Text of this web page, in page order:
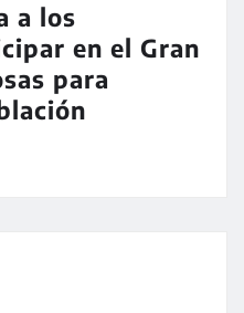
a los
en el Gran
para